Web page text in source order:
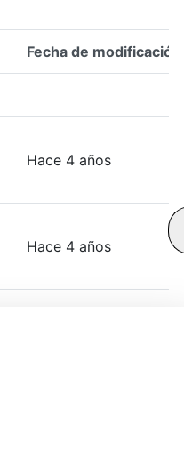
Fecha de modificación
Hace 4 años
Hace 4 años